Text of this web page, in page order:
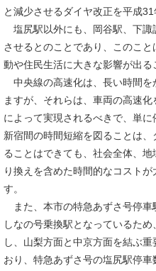
と減少させるダイヤ改正を平成
塩尻駅以外にも、岡谷駅、下諏
させるとのことであり、このこ
動や住民生活に大きな影響が出る
中央線の高速化は、長い時間を
ますが、それらは、車両の高速
によって実現されるべきで、単
新宿間の時間短縮を図ることは
ることはできても、社会全体、
り換えを含めた時間的なコスト
す。
また、本市の特急あずさ号停車
しなの号乗換駅となっているた
し、山梨方面と中京方面を結ぶ
おり、特急あずさ号の塩尻駅停